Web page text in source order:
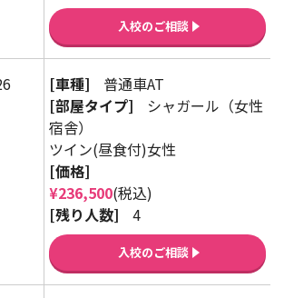
入校のご相談
[車種]
普通車AT
[部屋タイプ]
シャガール（女性
宿舎）
ツイン(昼食付)女性
[価格]
¥236,500(税込)
[残り人数]
4
入校のご相談